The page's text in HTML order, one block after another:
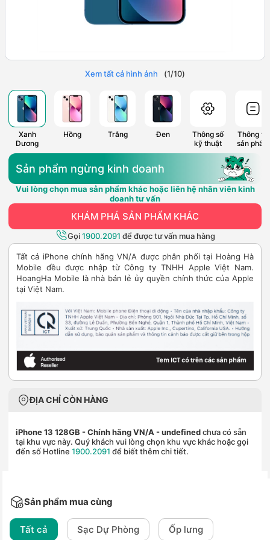
Xem tất cả hình ảnh (1/10)
Xanh
Dương
Hồng Trắng Đen
Thông số
kỹ thuật
Thông tin
sản phẩm
Sản phẩm ngừng kinh doanh
Vui lòng chọn mua sản phẩm khác hoặc liên hệ nhân viên kinh
doanh tư vấn
KHÁM PHÁ SẢN PHẨM KHÁC
Gọi1900.2091 để được tư vấn mua hàng
Tất cả iPhone chính hãng VN/A được phân phối tại Hoàng Hà
Mobile đều được nhập từ Công ty TNHH Apple Việt Nam.
HoangHa Mobile là nhà bán lẻ ủy quyền chính thức của Apple
tại Việt Nam.
ĐỊA CHỈ CÒN HÀNG
iPhone 13 128GB - Chính hãng VN/A - undefinedchưa có sẵn
tại khu vực này. Quý khách vui lòng chọn khu vực khác hoặc gọi
đến số Hotline 1900.2091 để biết thêm chi tiết.
Sản phẩm mua cùng
Tất cả Sạc Dự Phòng Ốp lưng